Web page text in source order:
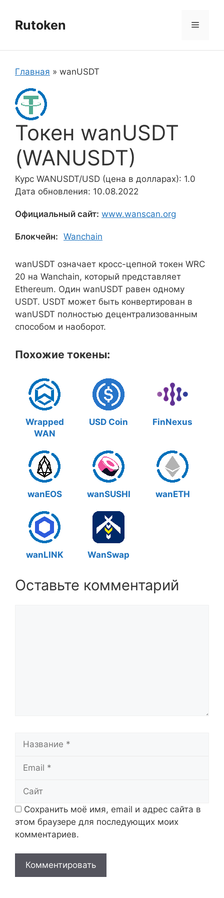
содержимому
Rutoken Меню
Главная » wanUSDT
Токен wanUSDT
(WANUSDT)
Курс WANUSDT/USD (цена в долларах): 1.0
Дата обновления: 10.08.2022
Официальный сайт: www.wanscan.org
Блокчейн: Wanchain
wanUSDT означает кросс-цепной токен WRC
20 на Wanchain, который представляет
Ethereum. Один wanUSDT равен одному
USDT. USDT может быть конвертирован в
wanUSDT полностью децентрализованным
способом и наоборот.
Похожие токены:
Wrapped
WAN
USD Coin FinNexus
wanEOS wanSUSHI wanETH
wanLINK WanSwap
Оставьте комментарий
Сохранить моё имя, email и адрес сайта в
этом браузере для последующих моих
комментариев.